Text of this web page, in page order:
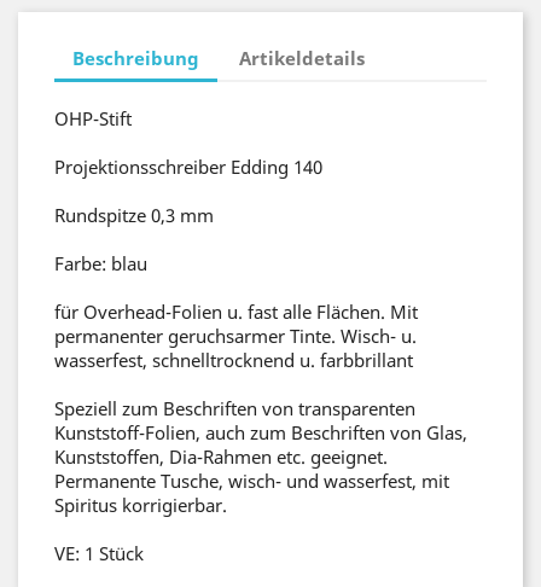
Beschreibung Artikeldetails
OHP-Stift
Projektionsschreiber Edding 140
Rundspitze 0,3 mm
Farbe: blau
für Overhead-Folien u. fast alle Flächen. Mit
permanenter geruchsarmer Tinte. Wisch- u.
wasserfest, schnelltrocknend u. farbbrillant
Speziell zum Beschriften von transparenten
Kunststoff-Folien, auch zum Beschriften von Glas,
Kunststoffen, Dia-Rahmen etc. geeignet.
Permanente Tusche, wisch- und wasserfest, mit
Spiritus korrigierbar.
VE: 1 Stück